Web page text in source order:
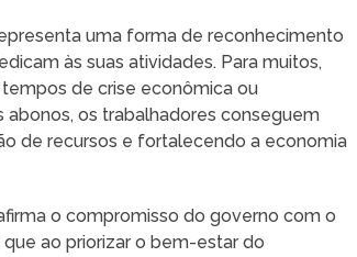
uma forma de reconhecimento
às suas atividades. Para muitos,
de crise econômica ou
abonos, os trabalhadores conseguem
de recursos e fortalecendo a economia
o compromisso do governo com o
ao priorizar o bem-estar do